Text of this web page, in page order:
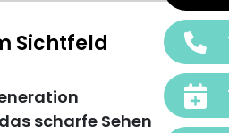
Sichtfeld
scharfe Sehen